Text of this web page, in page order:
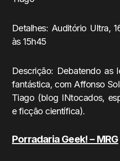
Detalhes: Auditório Ultra,
às 15h45
Descrição: Debatendo as
fantástica, com Affonso
Tiago (blog INtocados,
e ficção científica).
Porradaria Geek! – MRG